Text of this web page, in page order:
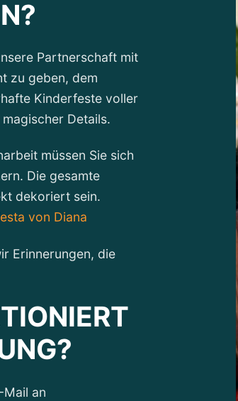
Partnerschaft mit
zu geben, dem
Kinderfeste voller
Details.
müssen Sie sich
Die gesamte
dekoriert sein.
von Diana
Erinnerungen, die
Mail an